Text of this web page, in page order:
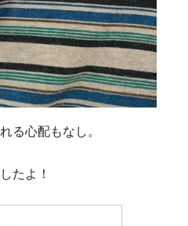
る心配もなし。
たよ！